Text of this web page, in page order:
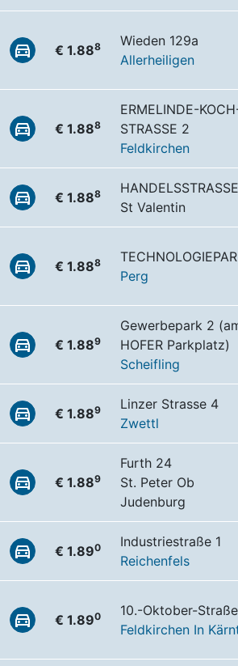
€ 1.888
Wieden 129a
Allerheiligen
€ 1.888
ERMELINDE-
STRASSE 2
Feldkirchen
€ 1.888
St Valentin
€ 1.888
Perg
€ 1.889
Gewerbepark 2
HOFER Parkplatz)
Scheifling
€ 1.889
Linzer Strasse 4
Zwettl
€ 1.889
Furth 24
St. Peter Ob
Judenburg
€ 1.890
Industriestraße 1
Reichenfels
€ 1.890
10.-Oktober-
Feldkirchen In